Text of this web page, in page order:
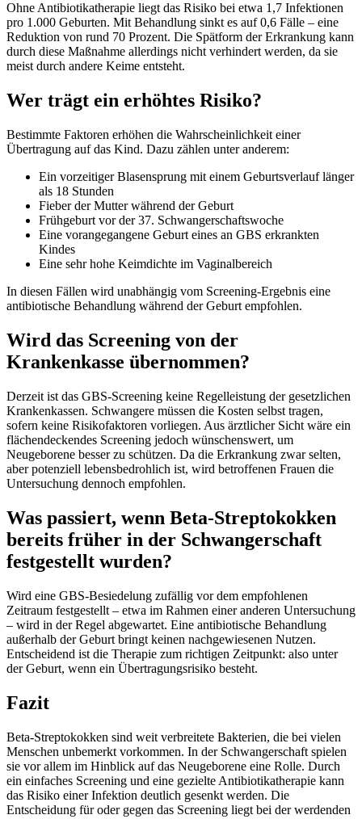
Ohne Antibiotikatherapie liegt das Risiko bei etwa 1,7 Infektionen
pro 1.000 Geburten. Mit Behandlung sinkt es auf 0,6 Fälle – eine
Reduktion von rund 70 Prozent. Die Spätform der Erkrankung kann
durch diese Maßnahme allerdings nicht verhindert werden, da sie
meist durch andere Keime entsteht.
Wer trägt ein erhöhtes Risiko?
Bestimmte Faktoren erhöhen die Wahrscheinlichkeit einer
Übertragung auf das Kind. Dazu zählen unter anderem:
Ein vorzeitiger Blasensprung mit einem Geburtsverlauf länger
als 18 Stunden
Fieber der Mutter während der Geburt
Frühgeburt vor der 37. Schwangerschaftswoche
Eine vorangegangene Geburt eines an GBS erkrankten
Kindes
Eine sehr hohe Keimdichte im Vaginalbereich
In diesen Fällen wird unabhängig vom Screening-Ergebnis eine
antibiotische Behandlung während der Geburt empfohlen.
Wird das Screening von der
Krankenkasse übernommen?
Derzeit ist das GBS-Screening keine Regelleistung der gesetzlichen
Krankenkassen. Schwangere müssen die Kosten selbst tragen,
sofern keine Risikofaktoren vorliegen. Aus ärztlicher Sicht wäre ein
flächendeckendes Screening jedoch wünschenswert, um
Neugeborene besser zu schützen. Da die Erkrankung zwar selten,
aber potenziell lebensbedrohlich ist, wird betroffenen Frauen die
Untersuchung dennoch empfohlen.
Was passiert, wenn Beta-Streptokokken
bereits früher in der Schwangerschaft
festgestellt wurden?
Wird eine GBS-Besiedelung zufällig vor dem empfohlenen
Zeitraum festgestellt – etwa im Rahmen einer anderen Untersuchung
– wird in der Regel abgewartet. Eine antibiotische Behandlung
außerhalb der Geburt bringt keinen nachgewiesenen Nutzen.
Entscheidend ist die Therapie zum richtigen Zeitpunkt: also unter
der Geburt, wenn ein Übertragungsrisiko besteht.
Fazit
Beta-Streptokokken sind weit verbreitete Bakterien, die bei vielen
Menschen unbemerkt vorkommen. In der Schwangerschaft spielen
sie vor allem im Hinblick auf das Neugeborene eine Rolle. Durch
ein einfaches Screening und eine gezielte Antibiotikatherapie kann
das Risiko einer Infektion deutlich gesenkt werden. Die
Entscheidung für oder gegen das Screening liegt bei der werdenden